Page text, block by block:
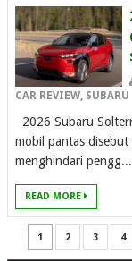
CAR REVIEW, SUBARU
2026 Subaru
mobil pantas
menghindari pengg...
READ MORE
1 2 3 4